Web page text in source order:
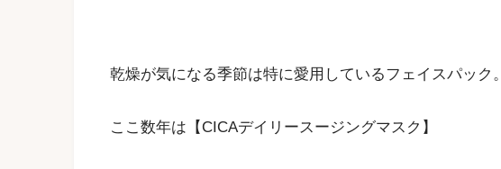
乾燥が気になる季節は特に愛用しているフェイスパック。
ここ数年は【CICAデイリースージングマスク】